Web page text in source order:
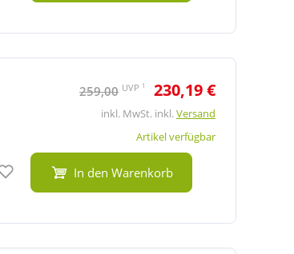
259,00 UVP 1 230,19 €
inkl. MwSt. inkl.Versand
Artikel verfügbar
Auf den Merkzettel
In den Warenkorb